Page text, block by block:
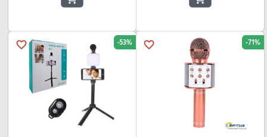
favorite_border -71%
favorite_border -53%